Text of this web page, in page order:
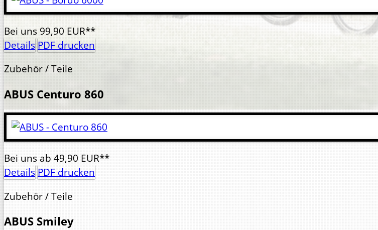
Bei uns 99,90 EUR**
Details PDF drucken
Zubehör / Teile
ABUS Centuro 860
Bei unsab 49,90 EUR**
Details PDF drucken
Zubehör / Teile
ABUS Smiley